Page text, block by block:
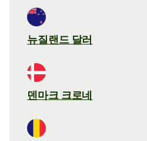
뉴질랜드 달러
덴마크 크로네